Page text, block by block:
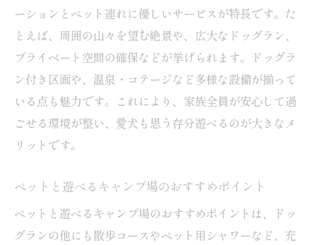
ーションとペット連れに優しいサービスが特長です。た
とえば、周囲の山々を望む絶景や、広大なドッグラン、
プライベート空間の確保などが挙げられます。ドッグラ
ン付き区画や、温泉・コテージなど多様な設備が揃って
いる点も魅力です。これにより、家族全員が安心して過
ごせる環境が整い、愛犬も思う存分遊べるのが大きなメ
リットです。
ペットと遊べるキャンプ場のおすすめポイント
ペットと遊べるキャンプ場のおすすめポイントは、ドッ
グランの他にも散歩コースやペット用シャワーなど、充